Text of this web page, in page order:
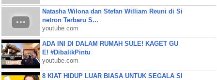
Natasha Wilona dan Stefan William Reuni di Si
netron Terbaru S...
youtube.com
ADA INI DI DALAM RUMAH SULE! KAGET GU
E! #DibalikPintu
youtube.com
8 KIAT HIDUP LUAR BIASA UNTUK SEGALA SI